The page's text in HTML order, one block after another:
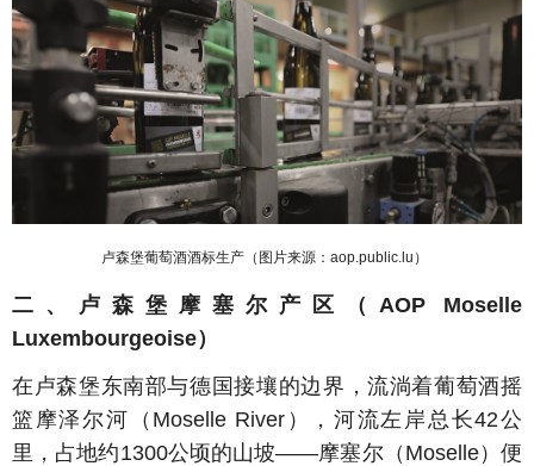
卢森堡葡萄酒酒标生产（图片来源： aop.public.lu ）
二、卢森堡摩塞尔 产区（ AOP Moselle
Luxembourgeoise）
在卢森堡东南部与德国接壤的边界，流淌着葡萄酒摇
篮 摩泽尔河（ Moselle River），河流左岸总长42公
里，占地约1300公顷的山坡——摩塞尔（Moselle）便